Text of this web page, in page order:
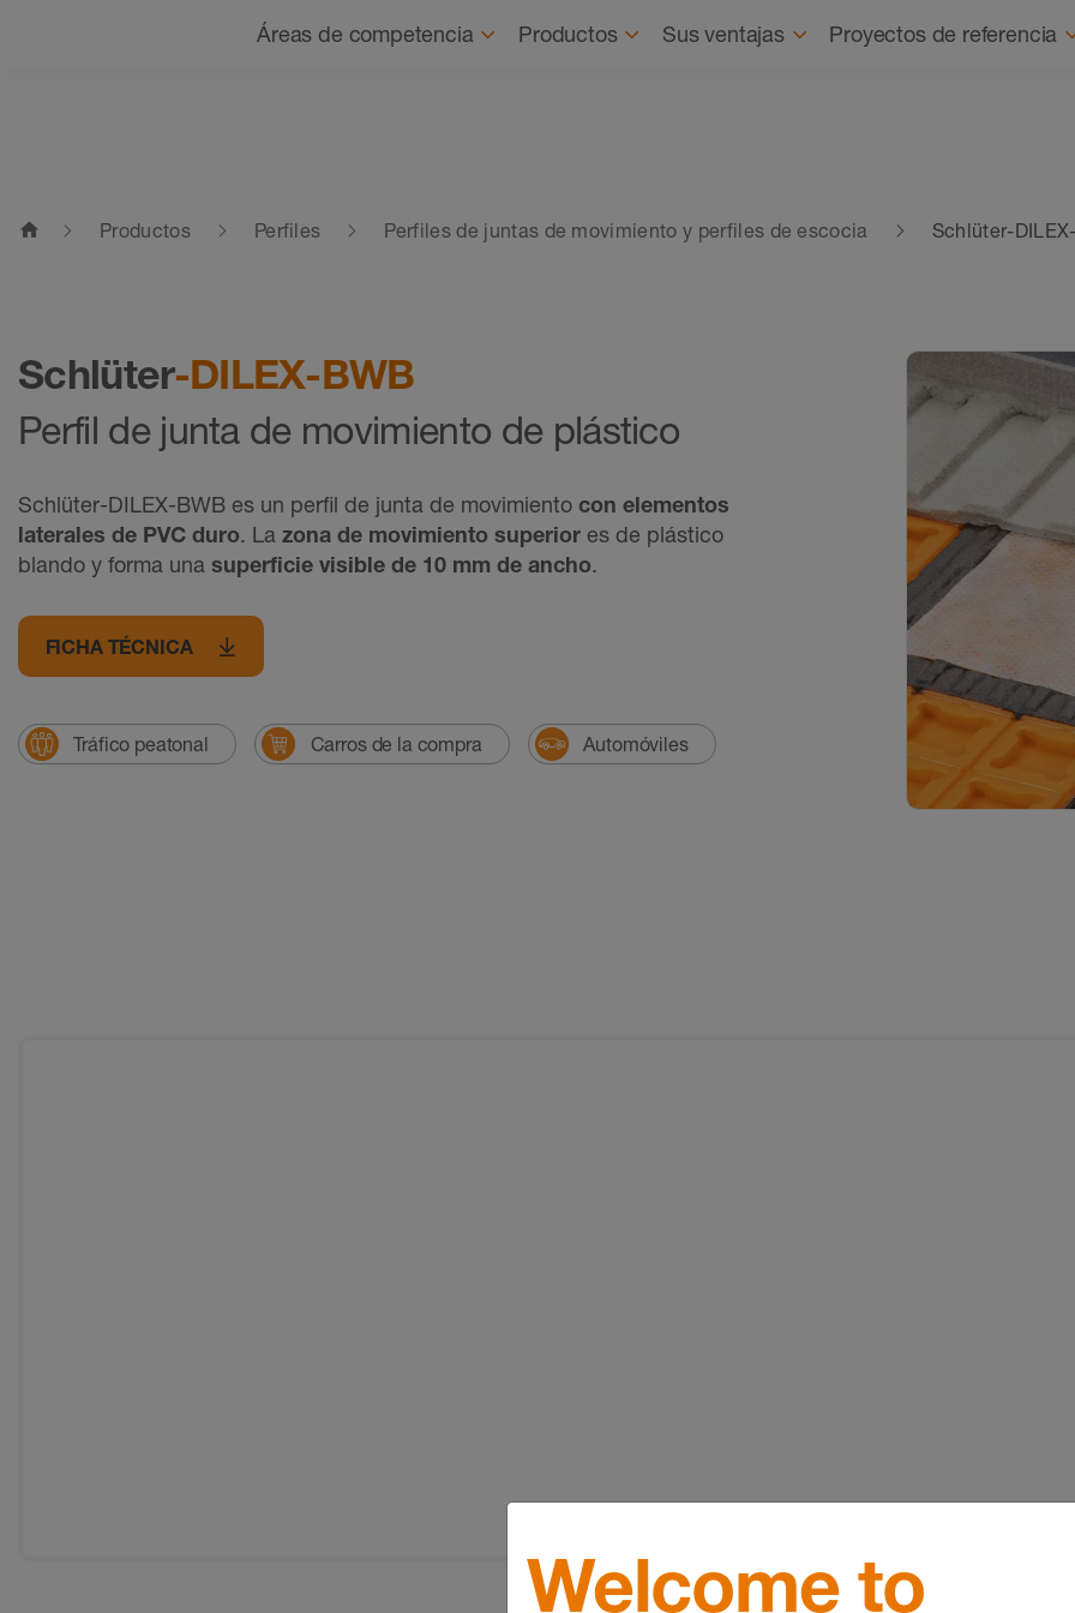
Quienes
Áreas de competencia Productos Sus ventajas Proyectos de referencia
home Productos Perfiles Perfiles de juntas de movimiento y perfiles de escocia Schlüter-
Schlüter-DILEX-BWB
Perfil de junta de movimiento de plástico
Schlüter-DILEX-BWB es un perﬁl de junta de movimiento con elementos
laterales de PVC duro. La zona de movimiento superior es de plástico
blando y forma una superficie visible de 10 mm de ancho.
FICHA TÉCNICA
Tráfico peatonal Carros de la compra Automóviles
Welcome to